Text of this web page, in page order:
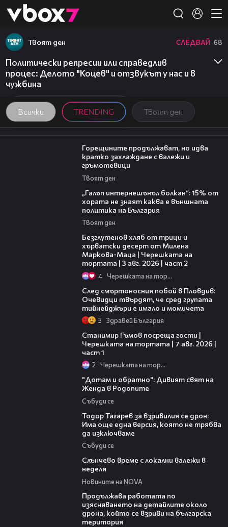
👾
Всички TRENDING Твоят ден
Твоят ден СЛЕДВАЙ 68
Политически репресии или справедлив
процес: Делото "Коцев" и отзвукът у нас и в
чужбина
02:31
Горещините продължават, но идва
кратко захлаждане с валежи и
гръмотевици
Твоят ден
„Галъп интернешънъл болкан“: 15% от
хората не знаят каква е външната
политика на България
Твоят ден
Безглутенов хляб от трици и
хърватски десерт от Милена
Маркова-Маца | Черешката на
тортата | 3 авг. 2026 | част 2
4 Черешката на тортата
След смъртоносния побой в Пловдив:
Очевидци твърдят, че сред групата
тийнейджъри е имало и момичета
3 Здравей България
Станимир Гъмов посреща гости |
Черешката на тортата | 7 авг. 2026 |
част 1
2 Черешката на тортата
"Дотам и обратно": Дивият свят на
Женда в Родопите
Събуди се
Тодор Тагарев за взривилия се дрон:
Има още една версия, която не трябва
да изключваме
Събуди се
Слънчево време с локални валежи в
неделя
Новините на NOVA
Продължава работата по
изясняването на детайлите около
дрона, който се взриви на българска
територия